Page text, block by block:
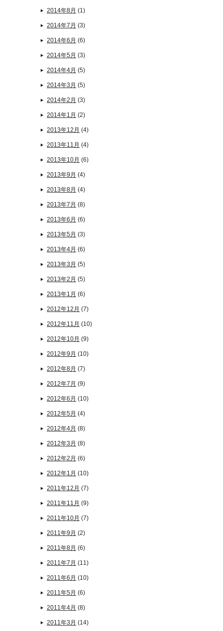
2014年8月 (1)
2014年7月 (3)
2014年6月 (6)
2014年5月 (3)
2014年4月 (5)
2014年3月 (5)
2014年2月 (3)
2014年1月 (2)
2013年12月 (4)
2013年11月 (4)
2013年10月 (6)
2013年9月 (4)
2013年8月 (4)
2013年7月 (8)
2013年6月 (6)
2013年5月 (3)
2013年4月 (6)
2013年3月 (5)
2013年2月 (5)
2013年1月 (6)
2012年12月 (7)
2012年11月 (10)
2012年10月 (9)
2012年9月 (10)
2012年8月 (7)
2012年7月 (9)
2012年6月 (10)
2012年5月 (4)
2012年4月 (8)
2012年3月 (8)
2012年2月 (6)
2012年1月 (10)
2011年12月 (7)
2011年11月 (9)
2011年10月 (7)
2011年9月 (2)
2011年8月 (6)
2011年7月 (11)
2011年6月 (10)
2011年5月 (6)
2011年4月 (8)
2011年3月 (14)